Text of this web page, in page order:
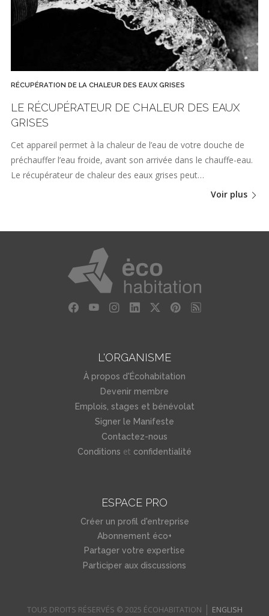
RÉCUPÉRATION DE LA CHALEUR DES EAUX GRISES
LE RÉCUPÉRATEUR DE CHALEUR DES EAUX
GRISES
Cet appareil permet à la chaleur de l’eau de votre douche de
préchauffer l’eau froide, avant son arrivée dans le chauffe-eau.
Le récupérateur de chaleur des eaux grises peut…
Voir plus
L'ORGANISME
À propos d'Écohabitation
Devenir membre
Emplois, stages et bénévolat
Signer le Manifeste
Contactez-nous
Conditions et confidentialité
ESPACE PRO
Créer un profil d'entreprise
Abonnement éco+
Partager votre expertise
Participer aux discussions
TOUS DROITS RÉSERVÉS © 2025 ÉCOHABITATION ENGLISH